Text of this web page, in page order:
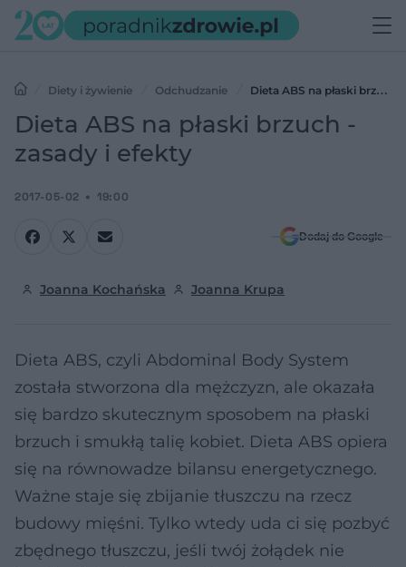
Diety i żywienie Odchudzanie
Dieta ABS na płaski brzuch
- zasady i efekty
Dieta ABS na płaski brzuch -
zasady i efekty
2017-05-02 19:00
Dodaj do Google
Joanna Kochańska Joanna Krupa
Dieta ABS, czyli Abdominal Body System
została stworzona dla mężczyzn, ale okazała
się bardzo skutecznym sposobem na płaski
brzuch i smukłą talię kobiet. Dieta ABS opiera
się na równowadze bilansu energetycznego.
Ważne staje się zbijanie tłuszczu na rzecz
budowy mięśni. Tylko wtedy uda ci się pozbyć
zbędnego tłuszczu, jeśli twój żołądek nie